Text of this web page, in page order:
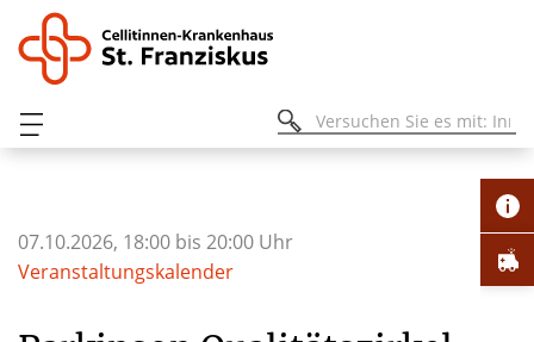
Veranstaltungskalender
07.10.2026, 18:00 bis 20:00 Uhr